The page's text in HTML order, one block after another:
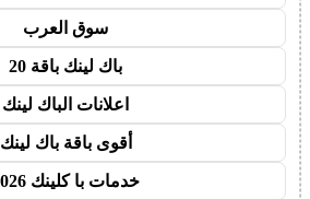
سوق العرب
باك لينك باقة 20
اعلانات الباك لينك
أقوى باقة باك لينك
خدمات با كلينك 2026